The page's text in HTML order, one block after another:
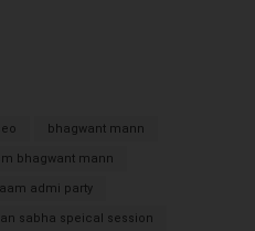
bhagwant mann
bhagwant mann
admi party
sabha speical session